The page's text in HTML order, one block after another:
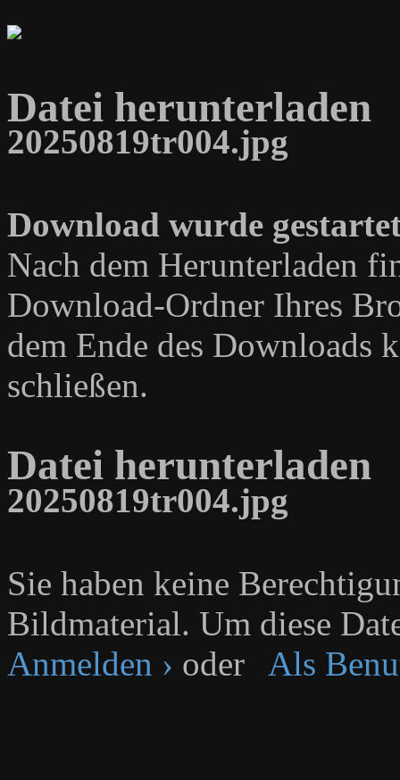
Datei herunterladen
20250819tr004.jpg
Download wurde
Nach dem Herunterladen
Download-Ordner Ihres
dem Ende des Downloads
schließen.
Datei herunterladen
20250819tr004.jpg
Sie haben keine
Bildmaterial. Um diese
Anmelden › oder Als